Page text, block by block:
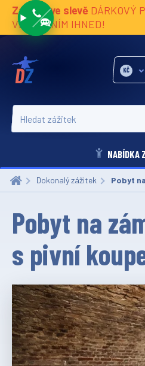
Zážitky ve slevě DÁRKOVÝ
VĚNOVÁNÍM IHNED!
KČ
Hledat zážitek
NABÍDKA
Dokonalý zážitek Aktuální:
Pobyt
Pobyt na
s pivní